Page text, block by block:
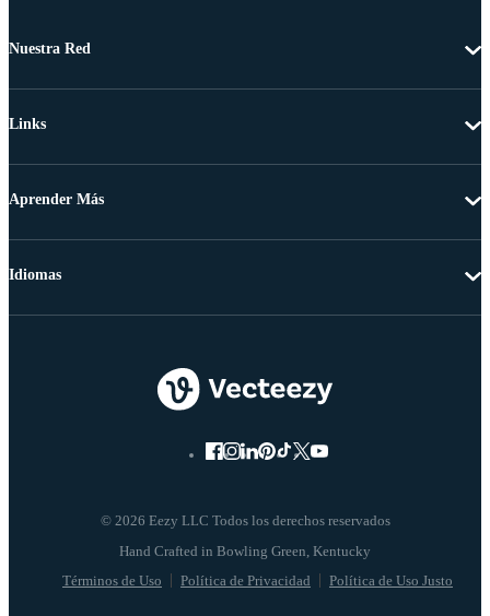
Nuestra Red
Links
Aprender Más
© 2026 Eezy LLC Todos los derechos reservados
Términos de Uso Política de Privacidad Política de Uso Justo
Idiomas